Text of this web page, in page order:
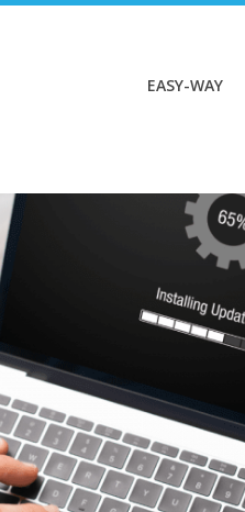
EASY-WAY